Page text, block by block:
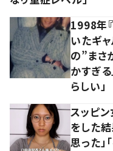
1998年
いたギ
の”まさ
かすぎる
らしい」
スッピ
をした
思った」